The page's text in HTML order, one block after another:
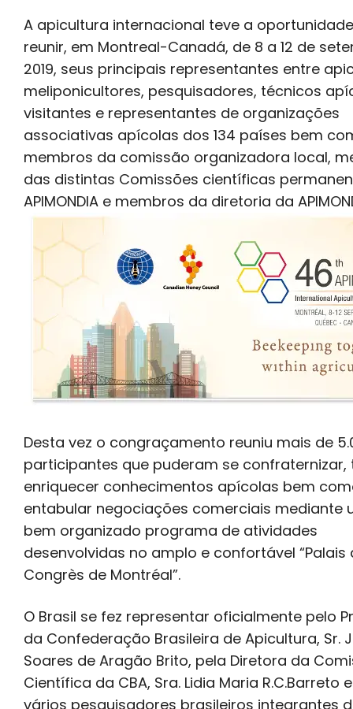
A apicultura internacional teve a
reunir, em Montreal-Canadá, de 8 a 12 de
2019, seus principais representantes entre
meliponicultores, pesquisadores, técnicos
visitantes e representantes de organizações
associativas apícolas dos 134 países bem
membros da comissão organizadora local,
das distintas Comissões científicas
APIMONDIA e membros da diretoria da
Desta vez o congraçamento reuniu mais de
participantes que puderam se confraternizar,
enriquecer conhecimentos apícolas bem
entabular negociações comerciais mediante
bem organizado programa de atividades
desenvolvidas no amplo e confortável “Palais
Congrès de Montréal”.
O Brasil se fez representar oficialmente pelo
da Confederação Brasileira de Apicultura, Sr.
Soares de Aragão Brito, pela Diretora da
Científica da CBA, Sra. Lidia Maria R.C.Barreto
vários pesquisadores brasileiros integrantes